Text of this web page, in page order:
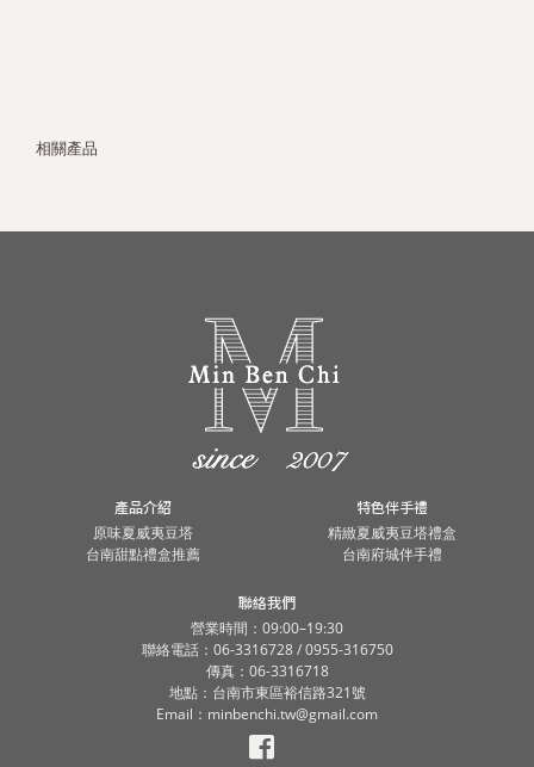
相關產品
產品介紹
原味夏威夷豆塔
台南甜點禮盒推薦
特色伴手禮
精緻夏威夷豆塔禮盒
台南府城伴手禮
聯絡我們
營業時間：09:00–19:30
聯絡電話：06-3316728 / 0955-316750
傳真：06-3316718
地點：台南市東區裕信路321號
Email：minbenchi.tw@gmail.com